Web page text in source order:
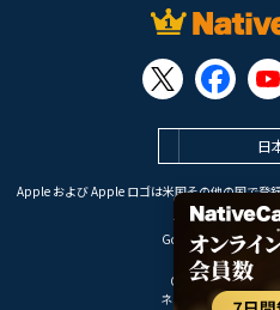
日
Apple および Apple ロゴは米国その他の国で登
Apple Inc. のサー
Google Play は
Copyright © 2026
ネイティブキャンプ